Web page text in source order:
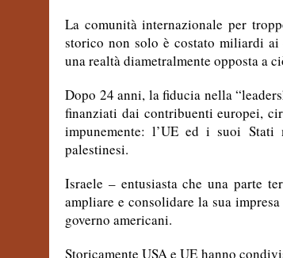
La comunità internazionale per
storico non solo è costato miliardi
una realtà diametralmente opposta a
Dopo 24 anni, la fiducia nella
finanziati dai contribuenti europei,
impunemente: l’UE ed i suoi
palestinesi.
Israele – entusiasta che una parte
ampliare e consolidare la sua
governo americani.
Storicamente USA e UE hanno